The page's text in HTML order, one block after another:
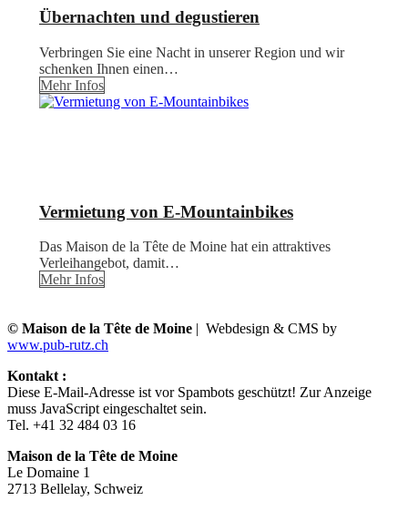
Übernachten und degustieren
Verbringen Sie eine Nacht in unserer Region und wir
schenken Ihnen einen…
Mehr Infos
Vermietung von E-Mountainbikes
Das Maison de la Tête de Moine hat ein attraktives
Verleihangebot, damit…
Mehr Infos
© Maison de la Tête de Moine | Webdesign & CMS by
www.pub-rutz.ch
Kontakt :
Diese E-Mail-Adresse ist vor Spambots geschützt! Zur Anzeige
muss JavaScript eingeschaltet sein.
Tel. +41 32 484 03 16
Maison de la Tête de Moine
Le Domaine 1
2713 Bellelay, Schweiz